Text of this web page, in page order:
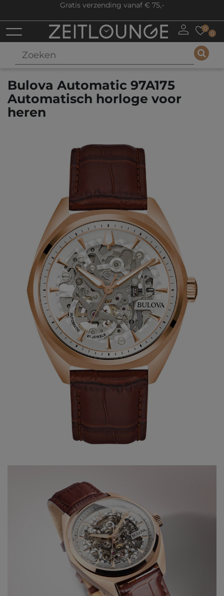
Gratis verzending vanaf € 75,-
0
0
Bulova Automatic 97A175
Automatisch horloge voor
heren